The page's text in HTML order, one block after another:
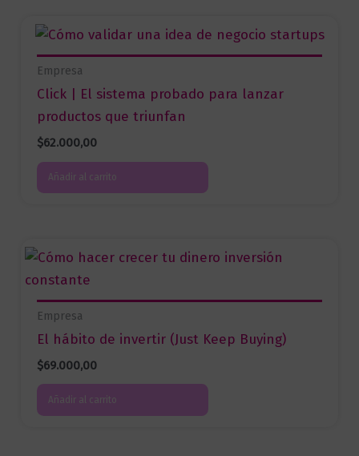
Empresa
Click | El sistema probado para lanzar
productos que triunfan
$62.000,00
Añadir al carrito
Empresa
El hábito de invertir (Just Keep Buying)
$69.000,00
Añadir al carrito